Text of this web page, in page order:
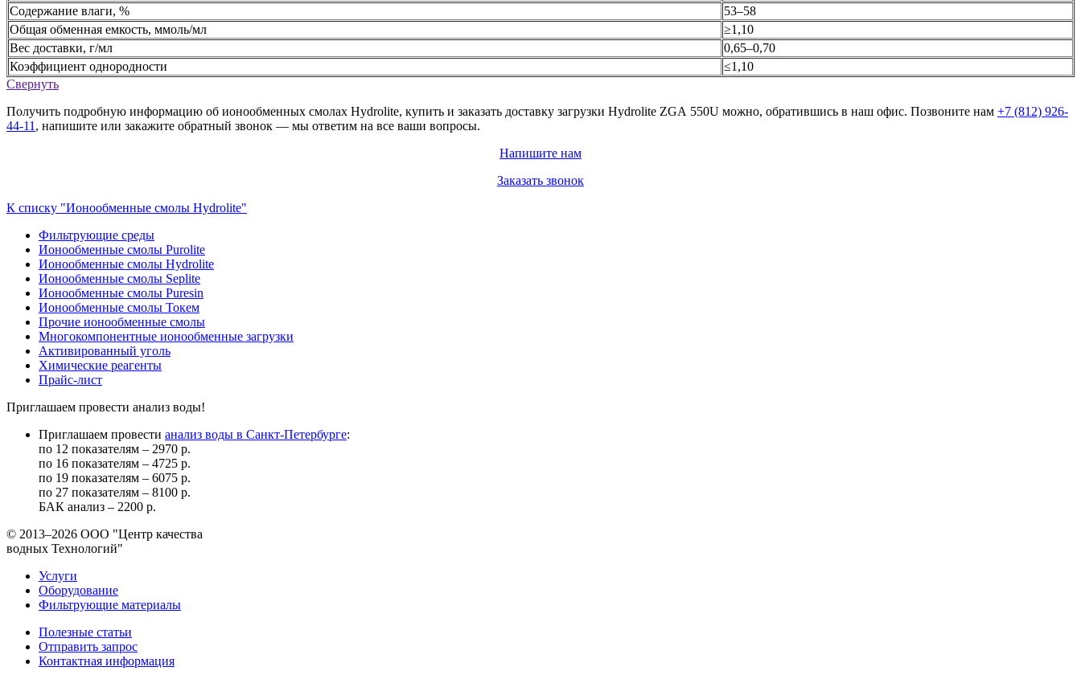
Содержание влаги, %
53–58
Общая обменная емкость, ммоль/мл
≥1,10
Вес доставки, г/мл
0,65–0,70
Коэффициент однородности
≤1,10
Свернуть
Получить подробную информацию об ионообменных смолах Hydrolite, купить и заказать доставку загрузки Hydrolite ZGA 550U можно, обратившись в наш офис. Позвоните нам +7 (812) 926-
44-11 , напишите или закажите обратный звонок — мы ответим на все ваши вопросы.
Напишите нам
Заказать звонок
К списку "Ионообменные смолы Hydrolite"
Фильтрующие среды
Ионообменные смолы Purolite
Ионообменные смолы Hydrolite
Ионообменные смолы Seplite
Ионообменные смолы Puresin
Ионообменные смолы Токем
Прочие ионообменные смолы
Многокомпонентные ионообменные загрузки
Активированный уголь
Химические реагенты
Прайс-лист
Приглашаем провести анализ воды!
Приглашаем провести анализ воды в Санкт-Петербурге:
по 12 показателям – 2970 р.
по 16 показателям – 4725 р.
по 19 показателям – 6075 р.
по 27 показателям – 8100 р.
БАК анализ – 2200 р.
© 2013–2026 ООО "Центр качества
водных Технологий"
Услуги
Оборудование
Фильтрующие материалы
Полезные статьи
Отправить запрос
Контактная информация